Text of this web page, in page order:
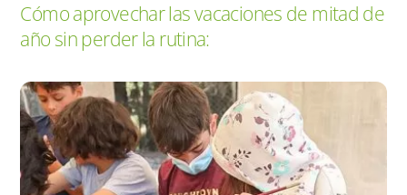
Cómo aprovechar las vacaciones de mitad de
año sin perder la rutina: